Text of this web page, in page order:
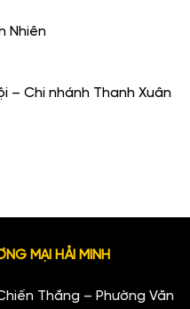
Nhiên
– Chi nhánh Thanh Xuân
MẠI HẢI MINH
Thắng – Phường Văn